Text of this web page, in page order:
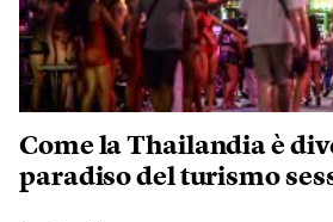
Come la Thailandia è
paradiso del turismo